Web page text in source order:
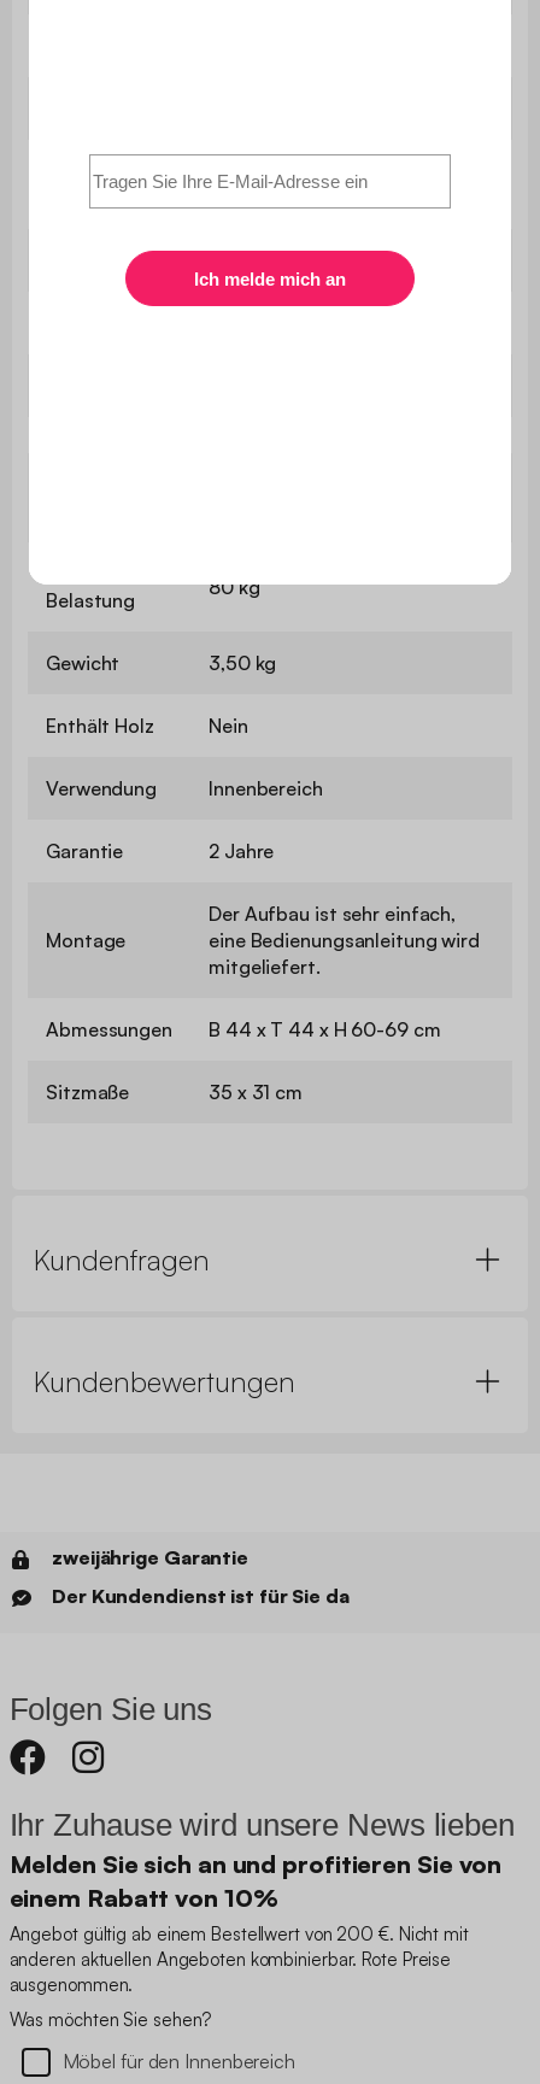
Abstand zwischen den Füßen /
40 cm
Anzahl der Plätze
Belastung
80 kg
Gewicht 3,50 kg
Enthält Holz Nein
Verwendung Innenbereich
Garantie 2 Jahre
Montage
Der Aufbau ist sehr einfach,
eine Bedienungsanleitung wird
mitgeliefert.
Abmessungen B 44 x T 44 x H 60-69 cm
Sitzmaße 35 x 31 cm
Kundenfragen
Kundenbewertungen
zweijährige Garantie
Der Kundendienst ist für Sie da
Folgen Sie uns
Ihr Zuhause wird unsere News lieben
Melden Sie sich an und profitieren Sie von
einem Rabatt von 10%
Angebot gültig ab einem Bestellwert von 200 €. Nicht mit
anderen aktuellen Angeboten kombinierbar. Rote Preise
ausgenommen.
Was möchten Sie sehen?
Möbel für den Innenbereich